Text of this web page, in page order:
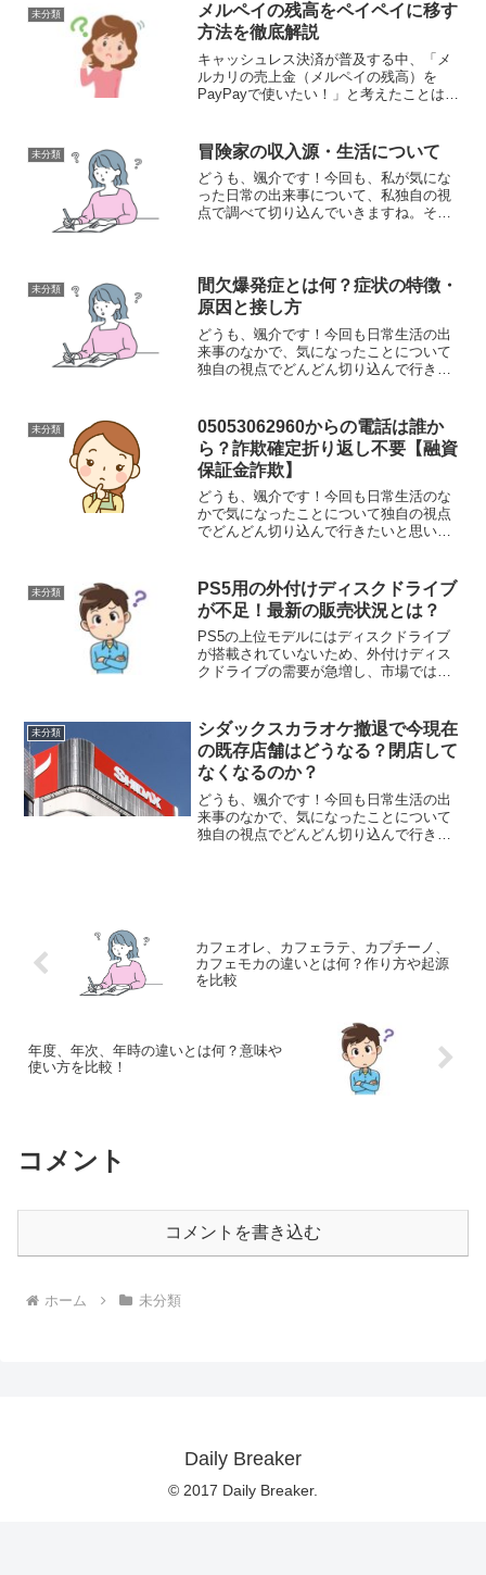
未分類
メルペイの残高をペイペイに移す
方法を徹底解説
キャッシュレス決済が普及する中、「メ
ルカリの売上金（メルペイの残高）を
PayPayで使いたい！」と考えたことはあ
高を移行することはできません。しか
し、いくつかの方...
未分類 冒険家の収入源・生活について
どうも、颯介です！今回も、私が気にな
った日常の出来事について、私独自の視
点で調べて切り込んでいきますね。それ
補給単独歩行で到達されたと...
未分類
間欠爆発症とは何？症状の特徴・
原因と接し方
どうも、颯介です！今回も日常生活の出
来事のなかで、気になったことについて
独自の視点でどんどん切り込んで行きた
『間欠爆発症』という病気についてで
す。というのも、先日、滋賀...
未分類
05053062960からの電話は誰か
ら？詐欺確定折り返し不要【融資
保証金詐欺】
どうも、颯介です！今回も日常生活のな
かで気になったことについて独自の視点
でどんどん切り込んで行きたいと思いま
5306-2960』という電話番号からかかって
きた電話につ...
未分類
PS5用の外付けディスクドライブ
が不足！最新の販売状況とは？
PS5の上位モデルにはディスクドライブ
が搭載されていないため、外付けディス
クドライブの需要が急増し、市場では品
ている一方で、パッケージ版のゲームを
遊びたいユーザーにとっ...
未分類
シダックスカラオケ撤退で今現在
の既存店舗はどうなる？閉店して
なくなるのか？
どうも、颯介です！今回も日常生活の出
来事のなかで、気になったことについて
独自の視点でどんどん切り込んで行きた
カフェオレ、カフェラテ、カプチーノ、
カフェモカの違いとは何？作り方や起源
を比較
年度、年次、年時の違いとは何？意味や
使い方を比較！
コメント
コメントを書き込む
ホーム 未分類
Daily Breaker
© 2017 Daily Breaker.